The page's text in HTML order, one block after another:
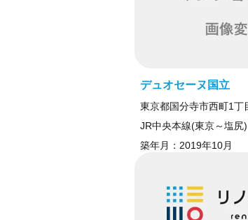
デュオセーヌ国立
東京都国分寺市西町1丁
JR中央本線(東京～塩尻
築年月： 2019年10月